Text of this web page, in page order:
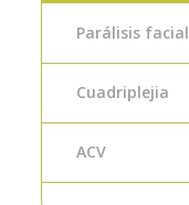
Parálisis facial
Cuadriplejia
ACV